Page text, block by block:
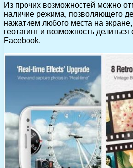
Из прочих возможностей можно
наличие режима, позволяющего
нажатием любого места на экране,
геотагинг и возможность
Facebook.